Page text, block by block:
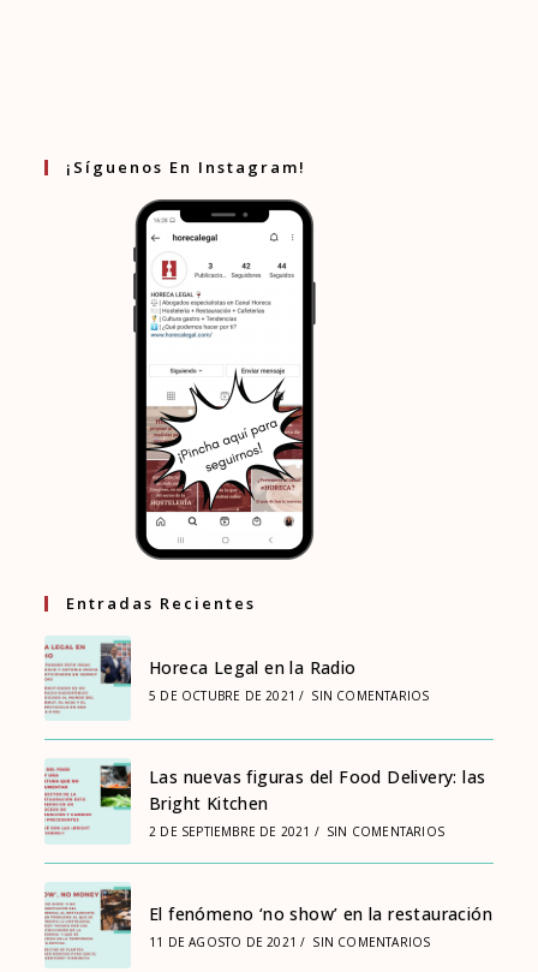
¡Síguenos En Instagram!
Entradas Recientes
Horeca Legal en la Radio
5 DE OCTUBRE DE 2021 / SIN COMENTARIOS
Las nuevas figuras del Food Delivery: las
Bright Kitchen
2 DE SEPTIEMBRE DE 2021 / SIN COMENTARIOS
El fenómeno ‘no show’ en la restauración
11 DE AGOSTO DE 2021 / SIN COMENTARIOS